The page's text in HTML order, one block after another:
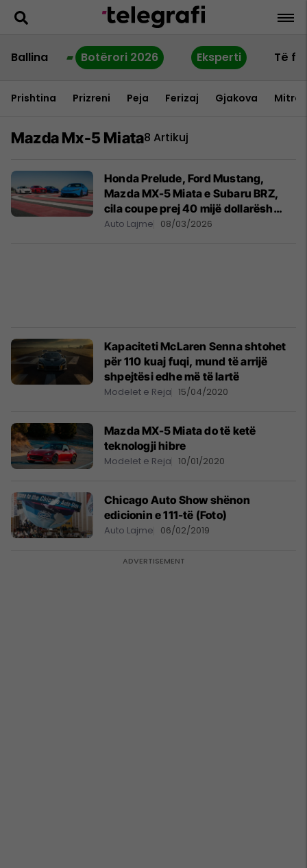
Ballina Botërori 2026 Eksperti Të
Prishtina Prizreni Peja Ferizaj Gjakova
Mazda Mx-5 Miata8 Artikuj
Honda Prelude, Ford Mustang,
Mazda MX-5 Miata e Subaru BRZ,
cila coupe prej 40 mijë dollarësh
është më e mira?
Auto Lajme 08/03/2026
Kapaciteti McLaren Senna shtohet
për 110 kuaj fuqi, mund të arrijë
shpejtësi edhe më të lartë
Modelet e Reja 15/04/2020
Mazda MX-5 Miata do të ketë
teknologji hibre
Modelet e Reja 10/01/2020
Chicago Auto Show shënon
edicionin e 111-të (Foto)
Auto Lajme 06/02/2019